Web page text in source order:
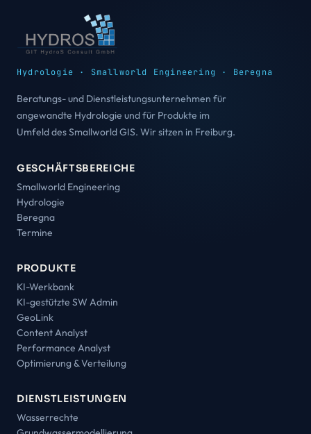
Hydrologie · Smallworld Engineering · Beregna
Beratungs- und Dienstleistungsunternehmen für
angewandte Hydrologie und für Produkte im
Umfeld des Smallworld GIS. Wir sitzen in Freiburg.
GESCHÄFTSBEREICHE
Smallworld Engineering
Hydrologie
Beregna
Termine
PRODUKTE
KI-Werkbank
KI-gestützte SW Admin
GeoLink
Content Analyst
Performance Analyst
Optimierung & Verteilung
DIENSTLEISTUNGEN
Wasserrechte